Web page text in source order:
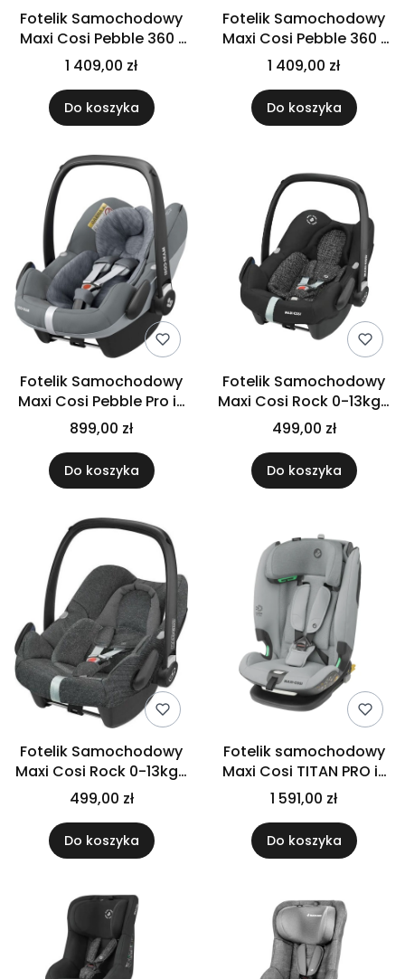
Fotelik Samochodowy
Maxi Cosi Pebble 360 |
0-13kg | Essential Black
1 409,00 zł
Do koszyka
Fotelik Samochodowy
Maxi Cosi Pebble 360 |
0-13kg | Essential
Graphite
1 409,00 zł
Do koszyka
Fotelik Samochodowy
Maxi Cosi Pebble Pro i-
Size 0-13 kg | Essential
Grey
899,00 zł
Do koszyka
Fotelik Samochodowy
Maxi Cosi Rock 0-13kg |
Black Grid
499,00 zł
Do koszyka
Fotelik Samochodowy
Maxi Cosi Rock 0-13kg |
Sprankling Grey
499,00 zł
Do koszyka
Fotelik samochodowy
Maxi Cosi TITAN PRO i-
SIZE| 9-36kg |
Authentic Grey
1 591,00 zł
Do koszyka